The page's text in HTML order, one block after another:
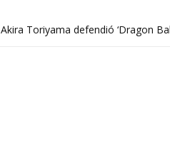
Akira Toriyama defendió ‘Dragon